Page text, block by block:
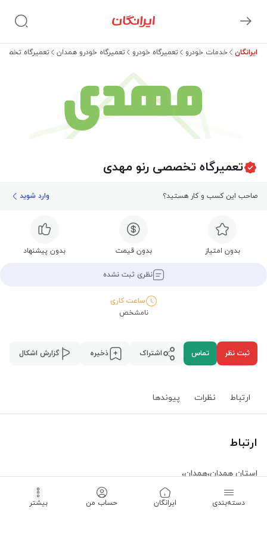
ایرانگان خدمات خودرو تعمیرگاه خودرو تعمیرگاه خودرو همدان تعمیرگاه
مهدی
تعمیرگاه تخصصی رنو مهدی
صاحب این کسب و کار هستید؟ وارد شوید
بدون امتیاز بدون قیمت بدون پیشنهاد
نظری ثبت نشده
ساعت کاری
نامشخص
ثبت نظر تماس اشتراک ذخیره گزارش اشکال
ارتباط نظرات پیوند‌ها
ارتباط
استان همدان،همدان،
ساعت کاری - نامشخص دسته‌بندی ‌ایرانگان حساب من بیشتر